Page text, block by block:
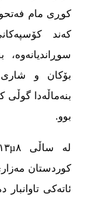
کوڕی مام
کەند
بۆکان و
بنەماڵەدا
بوو.
کوردستان
ئاتەکی